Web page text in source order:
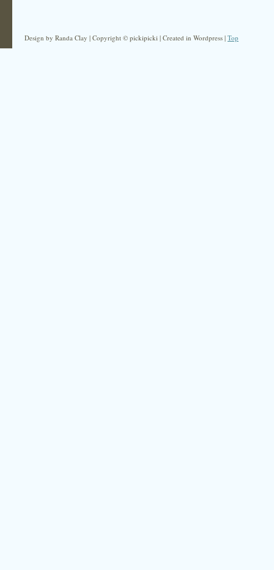
Design by Randa Clay | Copyright © pickipicki | Created in Wordpress | Top